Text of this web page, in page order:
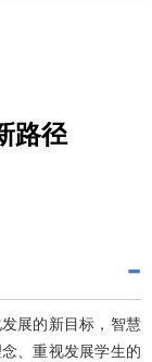
路径
展的新目标，智慧
、重视发展学生的